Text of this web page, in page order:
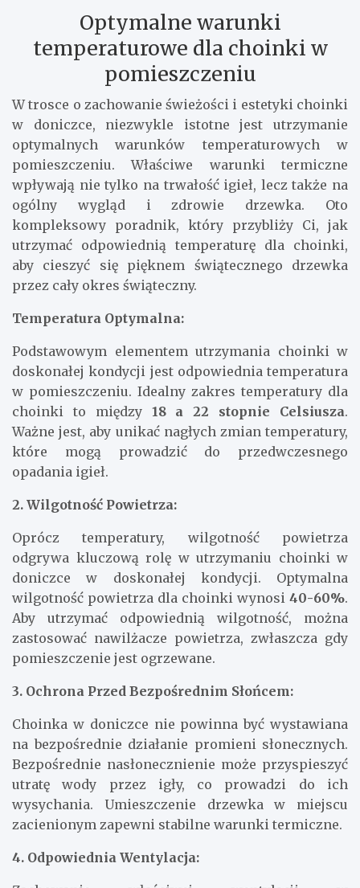
Optymalne warunki
temperaturowe dla choinki w
pomieszczeniu
W trosce o zachowanie świeżości i estetyki choinki
w doniczce, niezwykle istotne jest utrzymanie
optymalnych warunków temperaturowych w
pomieszczeniu. Właściwe warunki termiczne
wpływają nie tylko na trwałość igieł, lecz także na
ogólny wygląd i zdrowie drzewka. Oto
kompleksowy poradnik, który przybliży Ci, jak
utrzymać odpowiednią temperaturę dla choinki,
aby cieszyć się pięknem świątecznego drzewka
przez cały okres świąteczny.
Temperatura Optymalna:
Podstawowym elementem utrzymania choinki w
doskonałej kondycji jest odpowiednia temperatura
w pomieszczeniu. Idealny zakres temperatury dla
choinki to między 18 a 22 stopnie Celsiusza.
Ważne jest, aby unikać nagłych zmian temperatury,
które mogą prowadzić do przedwczesnego
opadania igieł.
2. Wilgotność Powietrza:
Oprócz temperatury, wilgotność powietrza
odgrywa kluczową rolę w utrzymaniu choinki w
doniczce w doskonałej kondycji. Optymalna
wilgotność powietrza dla choinki wynosi 40-60%.
Aby utrzymać odpowiednią wilgotność, można
zastosować nawilżacze powietrza, zwłaszcza gdy
pomieszczenie jest ogrzewane.
3. Ochrona Przed Bezpośrednim Słońcem:
Choinka w doniczce nie powinna być wystawiana
na bezpośrednie działanie promieni słonecznych.
Bezpośrednie nasłonecznienie może przyspieszyć
utratę wody przez igły, co prowadzi do ich
wysychania. Umieszczenie drzewka w miejscu
zacienionym zapewni stabilne warunki termiczne.
4. Odpowiednia Wentylacja: